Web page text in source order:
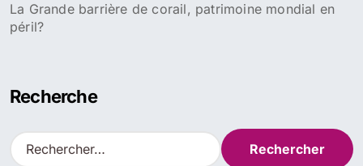
La Grande barrière de corail, patrimoine mondial en
péril?
Recherche
R
e